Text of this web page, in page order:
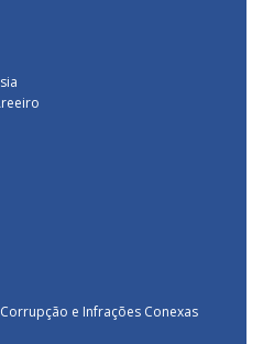
e Infrações Conexas